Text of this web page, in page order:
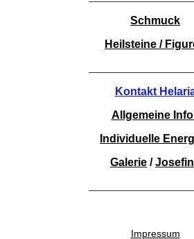
Schmuck
Heilsteine /
Kontakt
Allgemeine
Individuelle
Galerie /
Impressum